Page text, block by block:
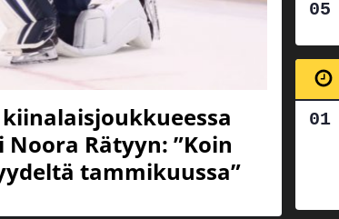
Rätyyn: ”Koin
tammikuussa”